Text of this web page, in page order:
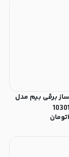
برقی بیم مدل
تومان